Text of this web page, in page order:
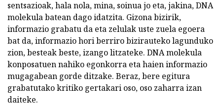
sentsazioak, hala nola, mina, soinua jo eta, jakina, DNA
molekula batean dago idatzita. Gizona bizirik,
informazio grabatu da eta zelulak uste zuela egoera
bat da, informazio hori berriro bizirauteko lagunduko
zion, besteak beste, izango litzateke. DNA molekula
konposatuen nahiko egonkorra eta haien informazio
mugagabean gorde ditzake. Beraz, bere egitura
grabatutako kritiko gertakari oso, oso zaharra izan
daiteke.